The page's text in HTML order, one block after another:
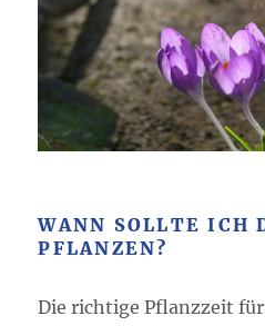
WANN SOLLTE ICH
PFLANZEN?
Die richtige Pflanzzeit